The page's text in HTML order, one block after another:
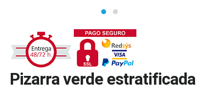
Pizarra verde estratificada